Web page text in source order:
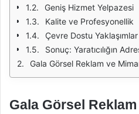
Geniş Hizmet Yelpazesi
Kalite ve Profesyonellik
Çevre Dostu Yaklaşımlar
Sonuç: Yaratıcılığın
Gala Görsel Reklam ve Mimari
Gala Görsel